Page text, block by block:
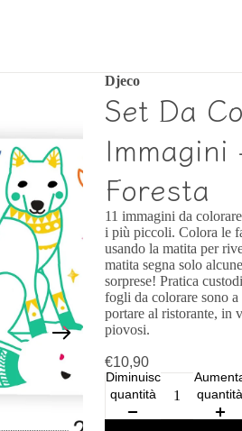
Djeco
Set Da
Immagini
Foresta
11 immagini da
i più piccoli. Colora le
usando la matita per
matita segna solo
sorprese! Pratica
fogli da colorare sono
portare al ristorante, in
piovosi.
€10,90
Diminuisci
quantità
quantità